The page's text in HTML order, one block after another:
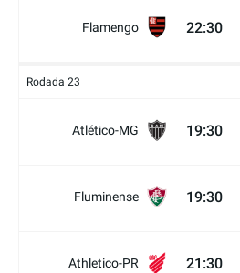
Flamengo 22:30
Rodada 23
Atlético-MG 19:30
Fluminense 19:30
Athletico-PR 21:30